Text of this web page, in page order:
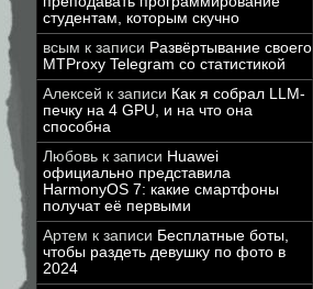
студентам, которым скучно
всым к записи Развёртывание своего
MTProxy Telegram со статистикой
Алексей к записи Как я собрал LLM-
печку на 4 GPU, и на что она
способна
Любовь к записи Huawei
официально представила
HarmonyOS 7: какие смартфоны
получат её первыми
Артем к записи Бесплатные боты,
чтобы раздеть девушку по фото в
2024